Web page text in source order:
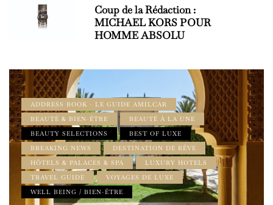
Coup de la Rédaction :
MICHAEL KORS POUR
HOMME ABSOLU
ADDRESS BOOK - LE GUIDE AMILCAR
BEAUTÉ & BIEN-ÊTRE
BEAUTÉ À LA UNE
BEAUTY SELECTIONS
BEST OF LUXE
BREAKING NEWS
DESTINATION DE RÊVE
HÔTELS & PALACES & SPA
LUXURY HOTELS
TRAVEL GUIDE
VOYAGES DE LUXE
WELL BEING / BIEN-ÊTRE